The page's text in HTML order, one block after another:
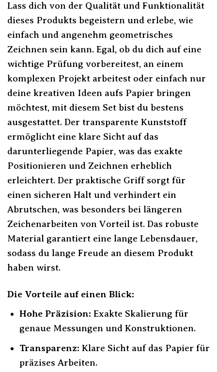
Lass dich von der Qualität und Funktionalität
dieses Produkts begeistern und erlebe, wie
einfach und angenehm geometrisches
Zeichnen sein kann. Egal, ob du dich auf eine
wichtige Prüfung vorbereitest, an einem
komplexen Projekt arbeitest oder einfach nur
deine kreativen Ideen aufs Papier bringen
möchtest, mit diesem Set bist du bestens
ausgestattet. Der transparente Kunststoff
ermöglicht eine klare Sicht auf das
darunterliegende Papier, was das exakte
Positionieren und Zeichnen erheblich
erleichtert. Der praktische Griff sorgt für
einen sicheren Halt und verhindert ein
Abrutschen, was besonders bei längeren
Zeichenarbeiten von Vorteil ist. Das robuste
Material garantiert eine lange Lebensdauer,
sodass du lange Freude an diesem Produkt
haben wirst.
Die Vorteile auf einen Blick:
Hohe Präzision: Exakte Skalierung für
genaue Messungen und Konstruktionen.
Transparenz: Klare Sicht auf das Papier für
präzises Arbeiten.